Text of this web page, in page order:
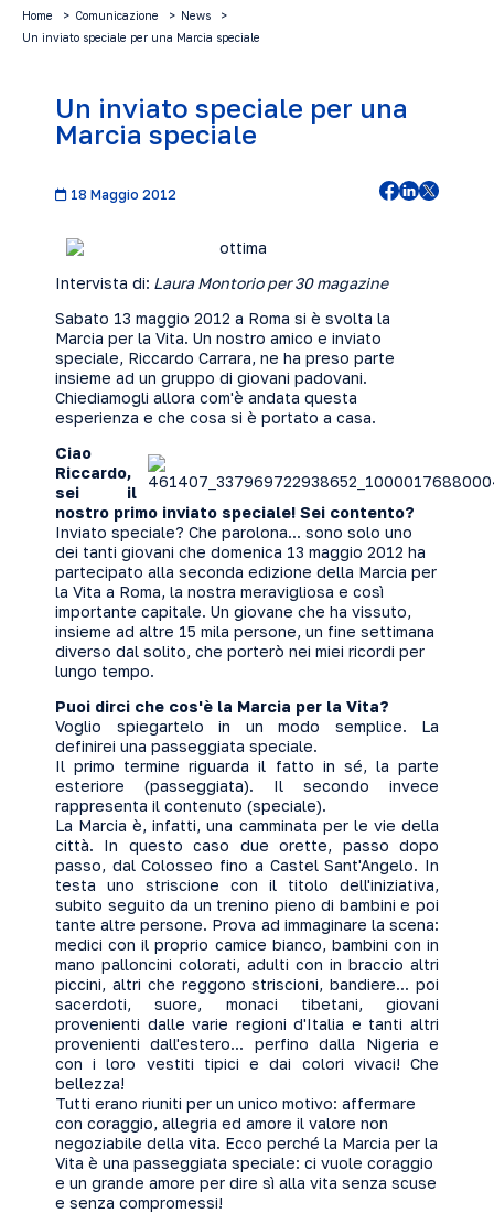
Home Comunicazione
News
Un inviato speciale per una Marcia speciale
Un inviato speciale per una
Marcia speciale
18 Maggio 2012
Intervista di: Laura Montorio per30 magazine
Sabato 13 maggio 2012 a Roma si è svolta la
Marcia per la Vita. Un nostro amico e inviato
speciale, Riccardo Carrara, ne ha preso parte
insieme ad un gruppo di giovani padovani.
Chiediamogli allora com'è andata questa
esperienza e che cosa si è portato a casa.
Ciao
Riccardo,
sei il
nostro primo inviato speciale! Sei contento?
Inviato speciale? Che parolona... sono solo uno
dei tanti giovani che domenica 13 maggio 2012 ha
partecipato alla seconda edizione della Marcia per
la Vita a Roma, la nostra meravigliosa e così
importante capitale. Un giovane che ha vissuto,
insieme ad altre 15 mila persone, un fine settimana
diverso dal solito, che porterò nei miei ricordi per
lungo tempo.
Puoi dirci che cos'è la Marcia per la Vita?
Voglio spiegartelo in un modo semplice. La
definirei una passeggiata speciale.
Il primo termine riguarda il fatto in sé, la parte
esteriore (passeggiata). Il secondo invece
rappresenta il contenuto (speciale).
La Marcia è, infatti, una camminata per le vie della
città. In questo caso due orette, passo dopo
passo, dal Colosseo fino a Castel Sant'Angelo. In
testa uno striscione con il titolo dell'iniziativa,
subito seguito da un trenino pieno di bambini e poi
tante altre persone. Prova ad immaginare la scena:
medici con il proprio camice bianco, bambini con in
mano palloncini colorati, adulti con in braccio altri
piccini, altri che reggono striscioni, bandiere... poi
sacerdoti, suore, monaci tibetani, giovani
provenienti dalle varie regioni d'Italia e tanti altri
provenienti dall'estero... perfino dalla Nigeria e
con i loro vestiti tipici e dai colori vivaci! Che
bellezza!
Tutti erano riuniti per un unico motivo: affermare
con coraggio, allegria ed amore il valore non
negoziabile della vita. Ecco perché la Marcia per la
Vita è una passeggiata speciale: ci vuole coraggio
e un grande amore per dire sì alla vita senza scuse
e senza compromessi!